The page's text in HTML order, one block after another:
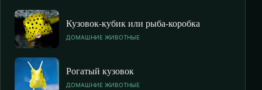
Кузовок-кубик или рыба-коробка
ДОМАШНИЕ ЖИВОТНЫЕ
Рогатый кузовок
ДОМАШНИЕ ЖИВОТНЫЕ